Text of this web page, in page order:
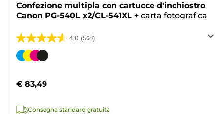
Confezione multipla con cartucce d'inchiostro
Canon PG-540L x2/CL-541XL + carta fotografica
4.6 (568)
4.6
su
568
Cartuccia
€ 83,49
Consegna standard gratuita